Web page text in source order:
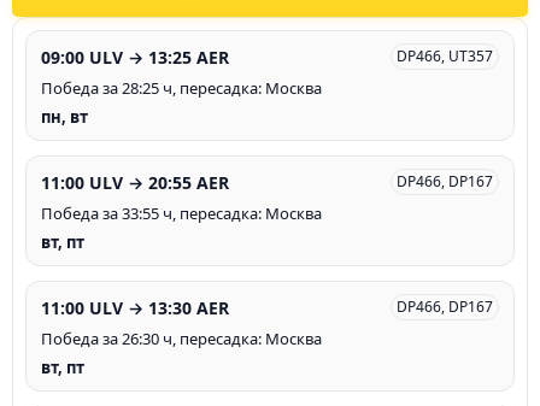
09:00 ULV → 13:25 AER DP466, UT357
Победа за 28:25 ч, пересадка: Москва
пн, вт
11:00 ULV → 20:55 AER DP466, DP167
Победа за 33:55 ч, пересадка: Москва
вт, пт
11:00 ULV → 13:30 AER DP466, DP167
Победа за 26:30 ч, пересадка: Москва
вт, пт